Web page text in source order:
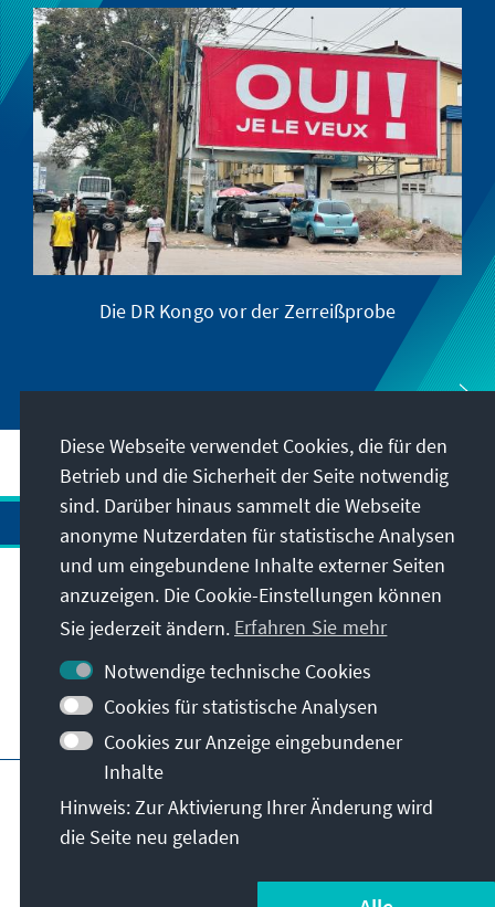
Die DR Kongo vor der Zerreißprobe
Anschrift
Kontakt
Besuchen Sie auch
Hauptseite der KAS
Nutzungsbedingungen
Erklärung zur Barrierefreiheit
© Konrad-Adenauer-Stiftung e.V. 2026
Diese Webseite verwendet Cookies, die für den
Betrieb und die Sicherheit der Seite notwendig
sind. Darüber hinaus sammelt die Webseite
anonyme Nutzerdaten für statistische Analysen
und um eingebundene Inhalte externer Seiten
anzuzeigen. Die Cookie-Einstellungen können
Sie jederzeit ändern. Erfahren Sie mehr
Notwendige technische Cookies
Cookies für statistische Analysen
Cookies zur Anzeige eingebundener
Inhalte
Hinweis: Zur Aktivierung Ihrer Änderung wird
die Seite neu geladen